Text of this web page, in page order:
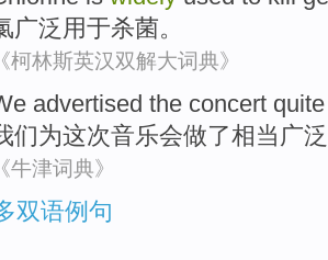
广泛 用于杀菌。
《柯林斯英汉双解大词典》
advertised the concert quite
们为这次音乐会做了相当 广
《牛津词典》
双语例句